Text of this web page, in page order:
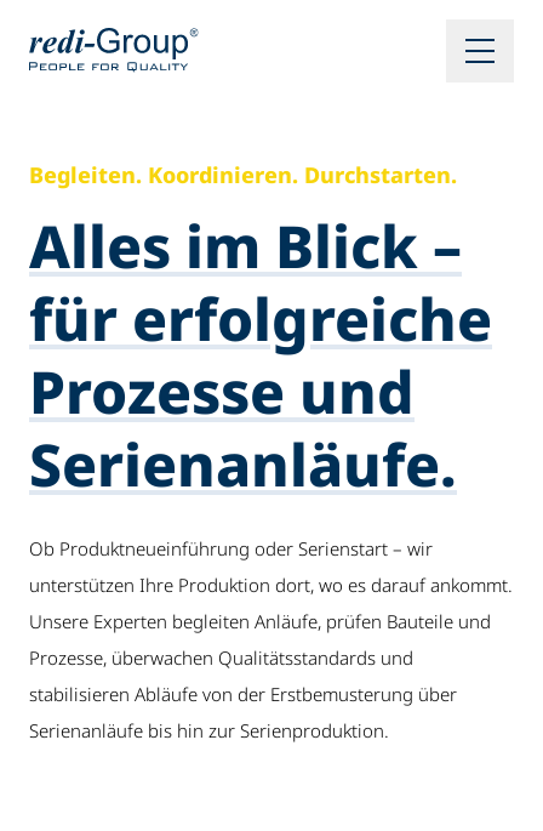
Begleiten. Koordinieren. Durchstarten.
Alles im Blick –
für erfolgreiche
Prozesse und
Serienanläufe.
Ob Produktneueinführung oder Serienstart – wir
unterstützen Ihre Produktion dort, wo es darauf ankommt.
Unsere Experten begleiten Anläufe, prüfen Bauteile und
Prozesse, überwachen Qualitätsstandards und
stabilisieren Abläufe von der Erstbemusterung über
Serienanläufe bis hin zur Serienproduktion.